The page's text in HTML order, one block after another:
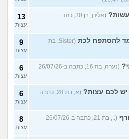
(אלירן, בן 30, כתב
13
עצות
להסתפח לכת
(Sister, בת
9
עצות
(נערה, בת 16, כתבה ב-26/07/26
6
עצות
יש לכם עצות?
(א, בת 28, כתבה
6
עצות
(.., בת 21, כתבה ב-26/07/26
8
עצות